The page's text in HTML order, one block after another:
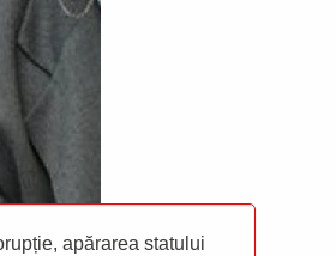
apărarea statului